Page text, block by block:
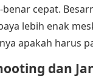
cepat.
lebih enak
apakah harus
dan